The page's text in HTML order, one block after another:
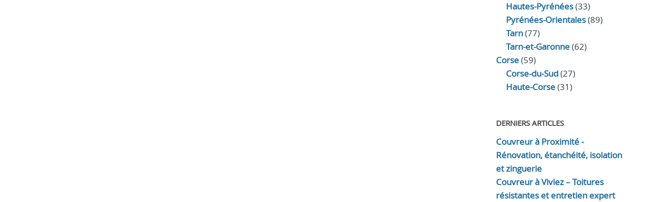
Hautes-Pyrénées(33)
Pyrénées-Orientales(89)
Tarn(77)
Tarn-et-Garonne(62)
Corse(59)
Corse-du-Sud(27)
Haute-Corse(31)
DERNIERS ARTICLES
Couvreur à Proximité -
Rénovation, étanchéité, isolation
et zinguerie
Couvreur à Viviez – Toitures
résistantes et entretien expert